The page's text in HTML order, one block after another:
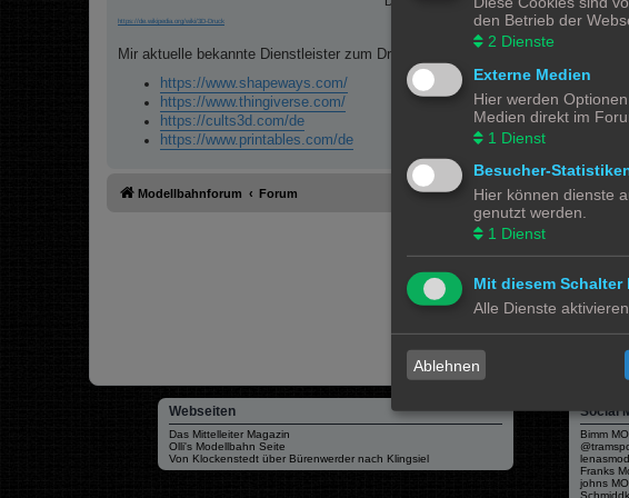
https://de.wikipedia.org/wiki/3D-Druck
Mir aktuelle bekannte Dienstleister zum Drucken sind:
https://www.shapeways.com/
https://www.thingiverse.com/
https://cults3d.com/de
https://www.printables.com/de
Modellbahnforum Forum
Webseiten
Das Mittelleiter Magazin
Olli's Modellbahn Seite
Von Klockenstedt über Bürenwerder nach Klingsiel
Social
Bimm
Franks
johns
den Betrieb der
2 Dienste
Externe Medien
Hier werden
Medien direkt im
1 Dienst
Besucher-
Hier können dienste
genutzt werden.
1 Dienst
Mit diesem
Alle Dienste
Ablehnen